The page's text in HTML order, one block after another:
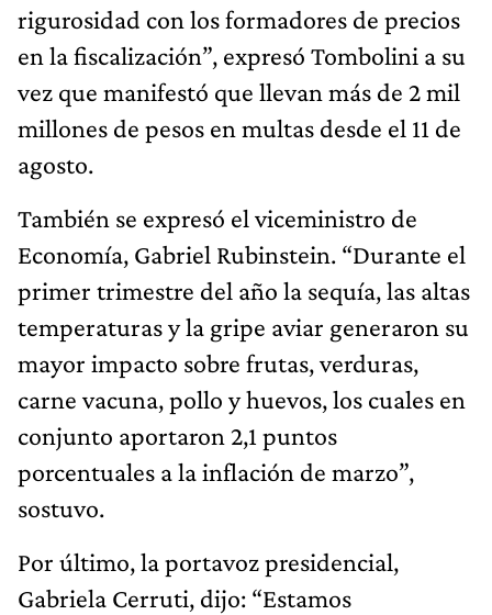
rigurosidad con los formadores de precios
en la fiscalización”, expresó Tombolini a su
vez que manifestó que llevan más de 2 mil
millones de pesos en multas desde el 11 de
agosto.
También se expresó el viceministro de
Economía, Gabriel Rubinstein. “Durante el
primer trimestre del año la sequía, las altas
temperaturas y la gripe aviar generaron su
mayor impacto sobre frutas, verduras,
carne vacuna, pollo y huevos, los cuales en
conjunto aportaron 2,1 puntos
porcentuales a la inflación de marzo”,
sostuvo.
Por último, la portavoz presidencial,
Gabriela Cerruti, dijo: “Estamos